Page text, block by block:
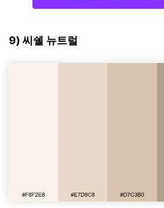
9) 씨쉘 뉴트럴